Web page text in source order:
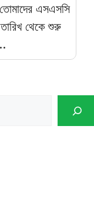
এসএসসি
থেকে শুরু